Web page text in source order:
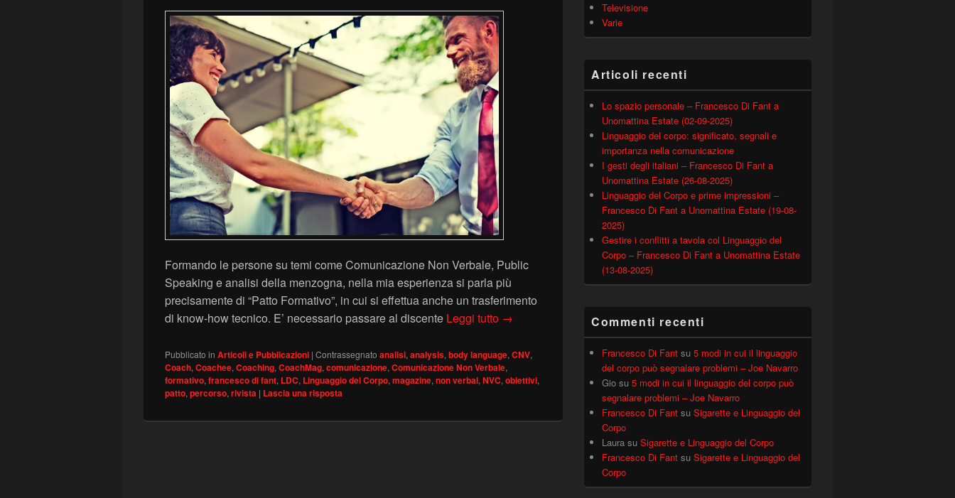
Formando le persone su temi come Comunicazione Non Verbale, Public
Speaking e analisi della menzogna, nella mia esperienza si parla più
precisamente di “Patto Formativo”, in cui si effettua anche un trasferimento
di know-how tecnico. E’ necessario passare al discente Leggi tutto Il “patto formativo” nella Comunicazione Non Verbale – CoachMag 45
→
Pubblicato in Articoli e Pubblicazioni | Contrassegnato analisi, analysis, body language, CNV,
Coach, Coachee, Coaching, CoachMag, comunicazione, Comunicazione Non Verbale,
formativo, francesco di fant, LDC, Linguaggio del Corpo, magazine, non verbal, NVC, obiettivi,
patto, percorso, rivista | Lascia una risposta
Televisione
Varie
Articoli recenti
Lo spazio personale – Francesco Di Fant a
Unomattina Estate (02-09-2025)
Linguaggio del corpo: significato, segnali e
importanza nella comunicazione
I gesti degli italiani – Francesco Di Fant a
Unomattina Estate (26-08-2025)
Linguaggio del Corpo e prime impressioni –
Francesco Di Fant a Unomattina Estate (19-08-
2025)
Gestire i conflitti a tavola col Linguaggio del
Corpo – Francesco Di Fant a Unomattina Estate
(13-08-2025)
Commenti recenti
Francesco Di Fant su 5 modi in cui il linguaggio
del corpo può segnalare problemi – Joe Navarro
Gio su 5 modi in cui il linguaggio del corpo può
segnalare problemi – Joe Navarro
Francesco Di Fant su Sigarette e Linguaggio del
Corpo
Laura su Sigarette e Linguaggio del Corpo
Francesco Di Fant su Sigarette e Linguaggio del
Corpo